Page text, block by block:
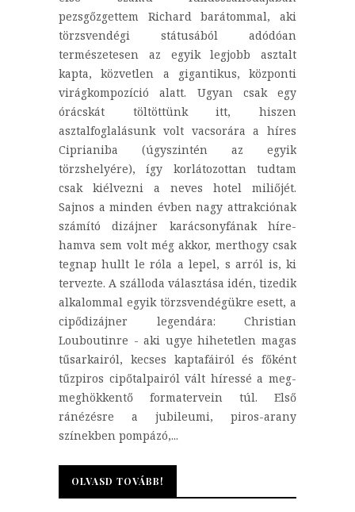
pezsgőzgettem Richard barátommal, aki
törzsvendégi státusából adódóan
természetesen az egyik legjobb asztalt
kapta, közvetlen a gigantikus, központi
virágkompozíció alatt. Ugyan csak egy
órácskát töltöttünk itt, hiszen
asztalfoglalásunk volt vacsorára a híres
Ciprianiba (úgyszintén az egyik
törzshelyére), így korlátozottan tudtam
csak kiélvezni a neves hotel miliőjét.
Sajnos a minden évben nagy attrakciónak
számító dizájner karácsonyfának híre-
hamva sem volt még akkor, merthogy csak
tegnap hullt le róla a lepel, s arról is, ki
tervezte. A szálloda választása idén, tizedik
alkalommal egyik törzsvendégükre esett, a
cipődizájner legendára: Christian
Louboutinre - aki ugye hihetetlen magas
tűsarkairól, kecses kaptafáiról és főként
tűzpiros cipőtalpairól vált híressé a meg-
meghökkentő formatervein túl. Első
ránézésre a jubileumi, piros-arany
színekben pompázó,...
OLVASD TOVÁBB!
OLVASD TOVÁBB!